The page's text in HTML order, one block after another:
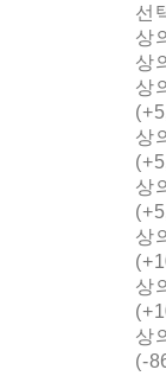
선
상
상
상
상
상
상
상
상
(-